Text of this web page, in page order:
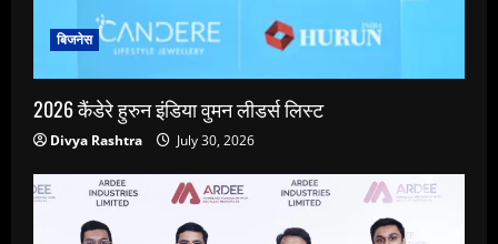
बिजनेस
2026 कैंडेरे हुरुन इंडिया वुमन लीडर्स लिस्ट
Divya Rashtra July 30, 2026